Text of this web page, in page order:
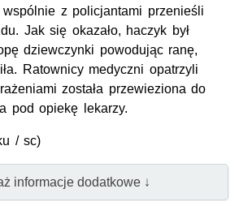
wspólnie z policjantami przenieśli
Jak się okazało, haczyk był
dziewczynki powodując ranę,
Ratownicy medyczni opatrzyli
została przewieziona do
pod opiekę lekarzy.
/ sc)
informacje dodatkowe ↓